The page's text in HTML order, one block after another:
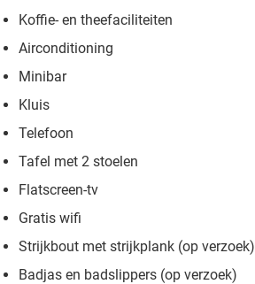
Koffie- en theefaciliteiten
Airconditioning
Minibar
Kluis
Telefoon
Tafel met 2 stoelen
Flatscreen-tv
Gratis wifi
Strijkbout met strijkplank (op verzoek)
Badjas en badslippers (op verzoek)